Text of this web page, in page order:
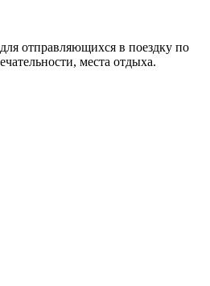
отправляющихся в поездку по
места отдыха.